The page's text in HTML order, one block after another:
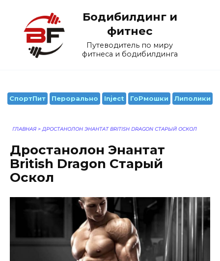
содержанию
Бодибилдинг и
фитнес
Путеводитель по миру
фитнеса и бодибилдинга
СпортПит Перорально Inject ГоРмошки Липолики
ГЛАВНАЯ > ДРОСТАНОЛОН ЭНАНТАТ BRITISH DRAGON СТАРЫЙ ОСКОЛ
Дростанолон Энантат
British Dragon Старый
Оскол